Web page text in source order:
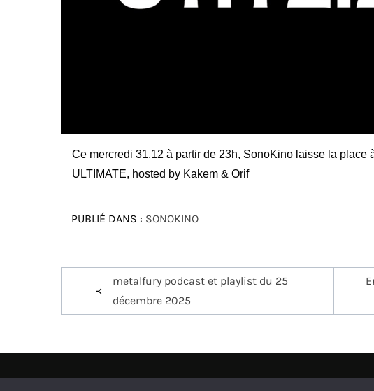
Ce mercredi 31.12 à partir de 23h, SonoKino laisse la place
ULTIMATE, hosted by Kakem & Orif
PUBLIÉ DANS : SONOKINO
Navigation
de
metalfury podcast et playlist du 25
décembre 2025